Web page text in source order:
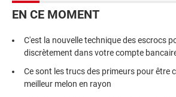
EN CE MOMENT
C'est la nouvelle technique des escrocs
discrètement dans votre compte
Ce sont les trucs des primeurs pour être
meilleur melon en rayon